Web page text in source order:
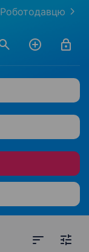
Роботодавцю